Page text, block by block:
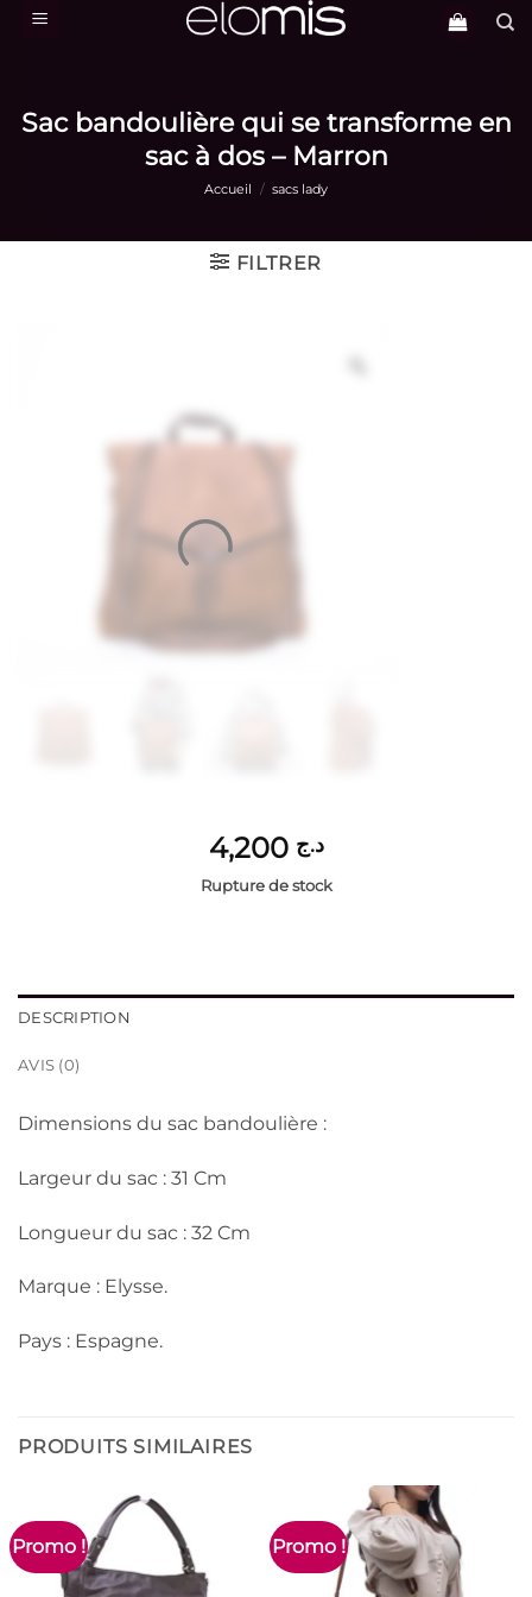
Passer
Sac bandoulière qui se transforme en
sac à dos – Marron
Accueil / sacs lady
FILTRER
د.ج 4,200
Rupture de stock
DESCRIPTION
AVIS (0)
Dimensions du sac bandoulière :
Largeur du sac : 31 Cm
Longueur du sac : 32 Cm
Marque : Elysse.
Pays : Espagne.
PRODUITS SIMILAIRES
Promo ! Promo !